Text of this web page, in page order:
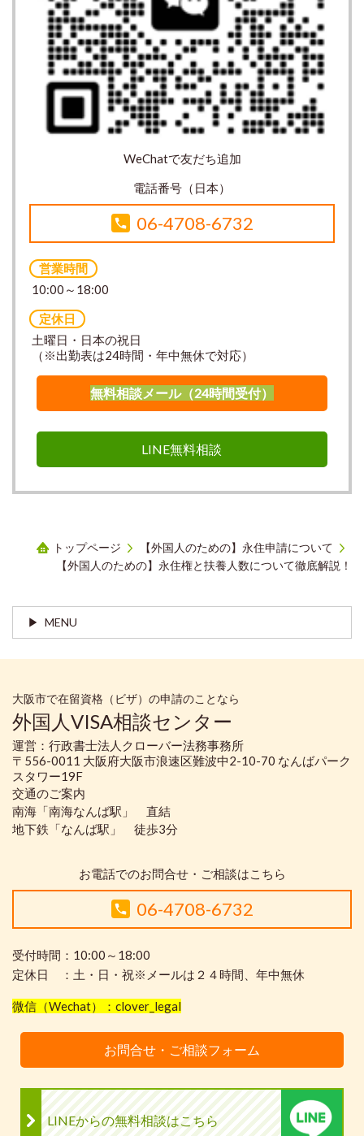
WeChatで友だち追加
電話番号（日本）
06-4708-6732
営業時間
10:00～18:00
定休日
土曜日・日本の祝日
（※出勤表は24時間・年中無休で対応）
無料相談メール（24時間受付）
LINE無料相談
トップページ
【外国人のための】永住申請について
【外国人のための】永住権と扶養人数について徹底解説！
MENU
大阪市で在留資格（ビザ）の申請のことなら
外国人VISA相談センター
運営：行政書士法人クローバー法務事務所
〒556-0011 大阪府大阪市浪速区難波中2-10-70 なんばパーク
スタワー19F
交通のご案内
南海「南海なんば駅」 直結
地下鉄「なんば駅」 徒歩3分
お電話でのお問合せ・ご相談はこちら
06-4708-6732
受付時間：10:00～18:00
定休日 ：土・日・祝※メールは２４時間、年中無休
微信（Wechat）：clover_legal
お問合せ・ご相談フォーム
LINEからの無料相談はこちら